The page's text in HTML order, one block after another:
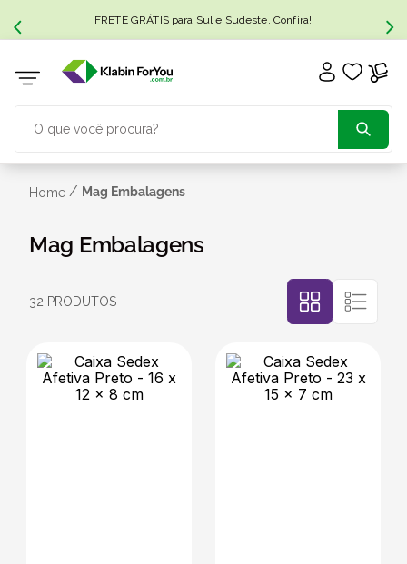
FRETE GRÁTIS para Sul e Sudeste. Confira!
Home / Mag Embalagens
Mag Embalagens
32 PRODUTOS
transporte